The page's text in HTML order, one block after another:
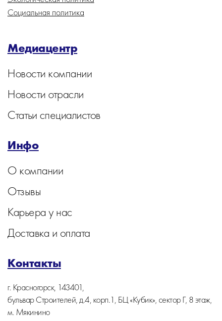
Социальная политика
Медиацентр
Новости компании
Новости отрасли
Статьи специалистов
Инфо
О компании
Отзывы
Карьера у нас
Доставка и оплата
Контакты
г. Красногорск, 143401,
бульвар Строителей, д.4, корп.1, БЦ «Кубик», сектор Г, 8 этаж,
м. Мякинино